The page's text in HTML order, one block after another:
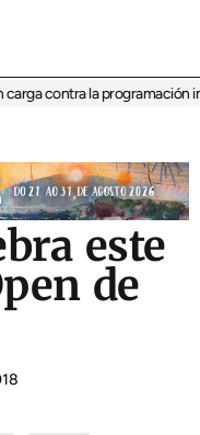
contra la programación
este
de